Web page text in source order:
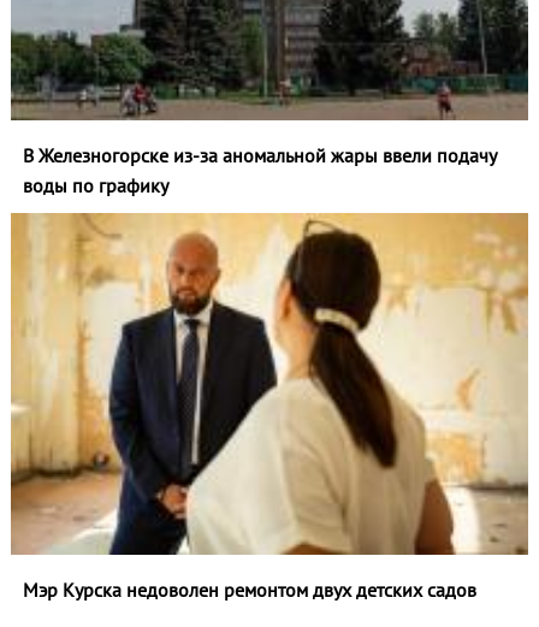
В Железногорске из-за аномальной жары ввели подачу
воды по графику
Мэр Курска недоволен ремонтом двух детских садов